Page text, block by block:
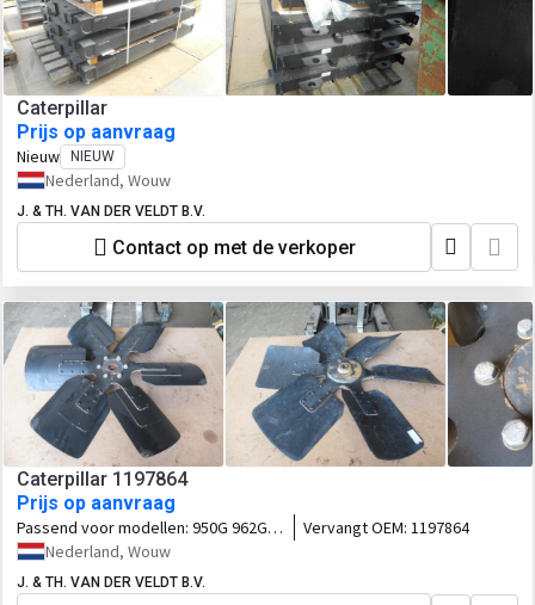
Caterpillar
Prijs op aanvraag
Nieuw NIEUW
Nederland, Wouw
J. & TH. VAN DER VELDT B.V.
Contact op met de verkoper
Caterpillar 1197864
Prijs op aanvraag
Passend voor modellen: 950G 962G
938G 120H 135H IT62G IT38G
Vervangt OEM: 1197864
Nederland, Wouw
J. & TH. VAN DER VELDT B.V.